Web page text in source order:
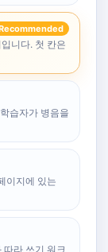
니다. 첫 칸은
습자가 병음을
이지에 있는
따라 쓰기 워크